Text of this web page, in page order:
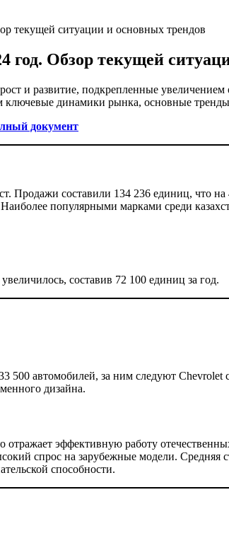
текущей ситуации и основных трендов
год. Обзор текущей
и развитие, подкрепленные
динамики рынка, основные
документ
Продажи составили 134 236 единиц, что
популярными марками среди
составив 72 100 единиц за год.
500 автомобилей, за ним следуют
дизайна.
эффективную работу
спрос на зарубежные модели. Средняя
способности.